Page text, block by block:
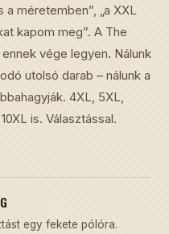
a méretemben”, „a XXL
kapom meg”. A The
vége legyen. Nálunk
utolsó darab – nálunk a
4XL, 5XL,
is. Választással.
egy fekete pólóra.